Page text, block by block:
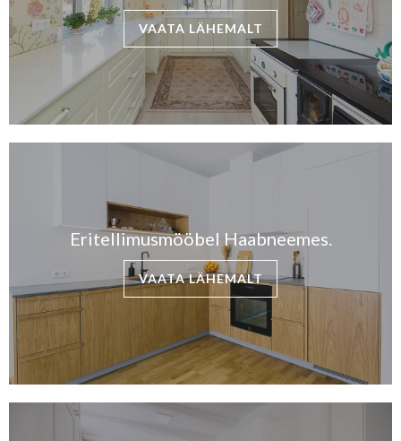
VAATA LÄHEMALT
Eritellimusmööbel Haabneemes.
VAATA LÄHEMALT